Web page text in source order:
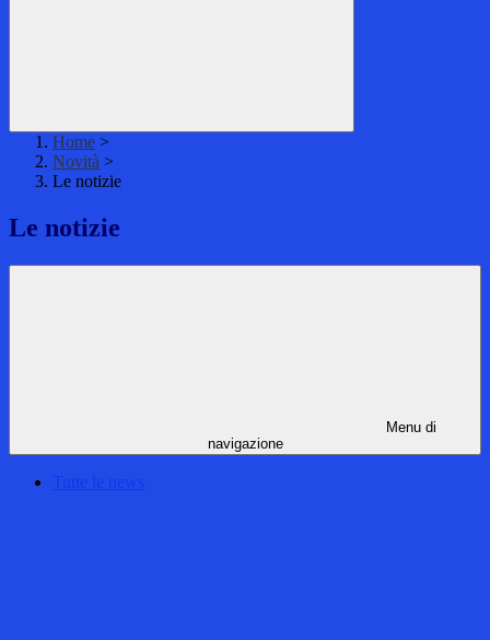
Home >
Novità >
Le notizie
Le notizie
Menu di
navigazione
Tutte le news